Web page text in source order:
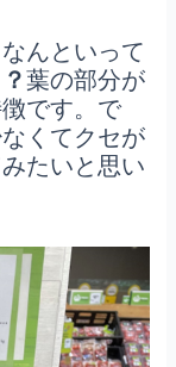
んといって
？葉の部分が
です。で
くてクセが
たいと思い